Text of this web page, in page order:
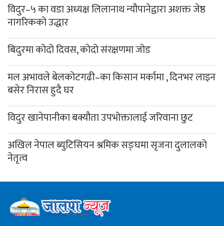
विदुर–५ का वडा अध्यक्ष लिलानाथ न्यौपानेद्वारा अशक्त जेष्ठ
नागरिकको उद्धार
बिदुरमा कोदो दिवस, कोदो संरक्षणमा जोड
मल अभावले बेलकोटगढी–का किसान मर्कामा , दिनभर लाइन
बसेर निरास हुदै घर
विदुर खानेपानीका बक्यौता उपभोक्तालाई जरिवाना छुट
अखिल नेपाल ब्युटिसियन श्रमिक सङ्घमा सृजना दुलालको
नेतृत्व